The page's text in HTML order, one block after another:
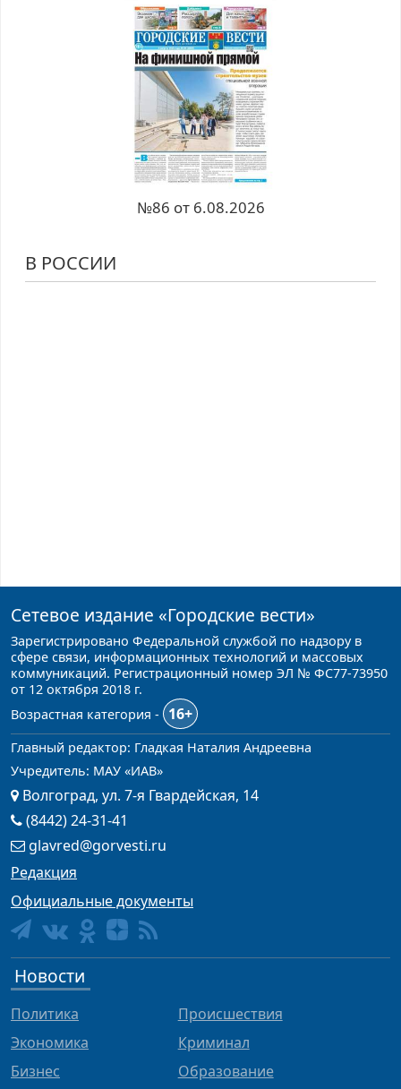
№86 от 6.08.2026
В РОССИИ
Сетевое издание «Городские вести»
Зарегистрировано Федеральной службой по надзору в
сфере связи, информационных технологий и массовых
коммуникаций. Регистрационный номер ЭЛ № ФС77-73950
от 12 октября 2018 г.
Возрастная категория -
16+
Главный редактор: Гладкая Наталия Андреевна
Учредитель: МАУ «ИАВ»
Волгоград, ул. 7-я Гвардейская, 14
(8442) 24-31-41
glavred@gorvesti.ru
Редакция
Официальные документы
Новости
Политика
Экономика
Бизнес
Происшествия
Криминал
Образование